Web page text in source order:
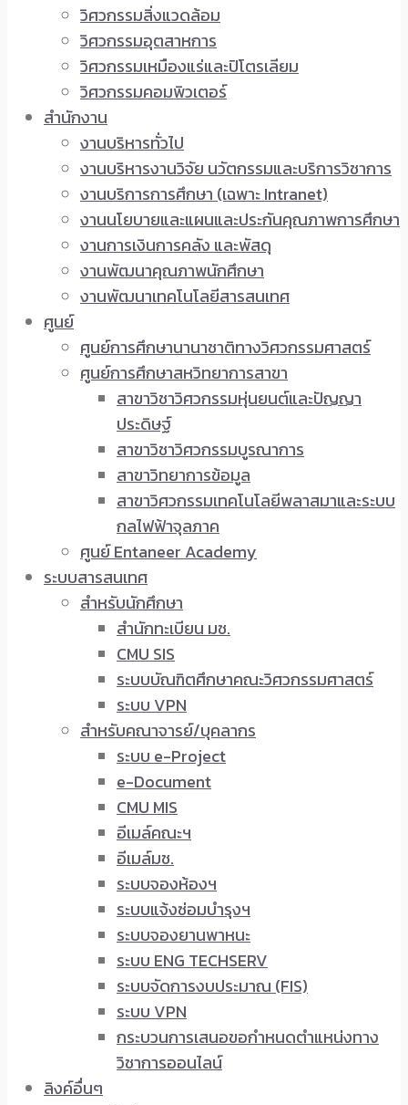
วิศวกรรมสิ่งแวดล้อม
วิศวกรรมอุตสาหการ
วิศวกรรมเหมืองแร่และปิโตรเลียม
วิศวกรรมคอมพิวเตอร์
สำนักงาน
งานบริหารทั่วไป
งานบริหารงานวิจัย นวัตกรรมและบริการวิชาการ
งานบริการการศึกษา (เฉพาะ Intranet)
งานนโยบายและแผนและประกันคุณภาพการศึกษา
งานการเงินการคลัง และพัสดุ
งานพัฒนาคุณภาพนักศึกษา
งานพัฒนาเทคโนโลยีสารสนเทศ
ศูนย์
ศูนย์การศึกษานานาชาติทางวิศวกรรมศาสตร์
ศูนย์การศึกษาสหวิทยาการสาขา
สาขาวิชาวิศวกรรมหุ่นยนต์และปัญญา
ประดิษฐ์
สาขาวิชาวิศวกรรมบูรณาการ
สาขาวิทยาการข้อมูล
สาขาวิศวกรรมเทคโนโลยีพลาสมาและระบบ
กลไฟฟ้าจุลภาค
ศูนย์ Entaneer Academy
ระบบสารสนเทศ
สำหรับนักศึกษา
สำนักทะเบียน มช.
CMU SIS
ระบบบัณฑิตศึกษาคณะวิศวกรรมศาสตร์
ระบบ VPN
สำหรับคณาจารย์/บุคลากร
ระบบ e-Project
e-Document
CMU MIS
อีเมล์คณะฯ
อีเมล์มช.
ระบบจองห้องฯ
ระบบแจ้งซ่อมบำรุงฯ
ระบบจองยานพาหนะ
ระบบ ENG TECHSERV
ระบบจัดการงบประมาณ (FIS)
ระบบ VPN
กระบวนการเสนอขอกำหนดตำแหน่งทาง
วิชาการออนไลน์
ลิงค์อื่นๆ